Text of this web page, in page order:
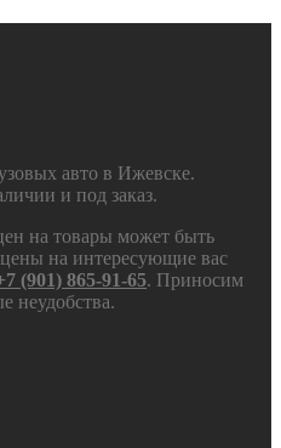
авто в Ижевске.
и под заказ.
на товары может быть
на интересующие вас
(901) 865-91-65. Приносим
неудобства.